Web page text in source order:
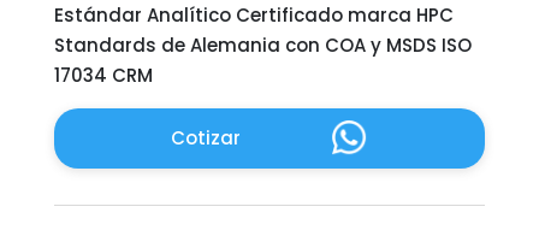
Estándar Analítico Certificado marca HPC
Standards de Alemania con COA y MSDS ISO
17034 CRM
Cotizar